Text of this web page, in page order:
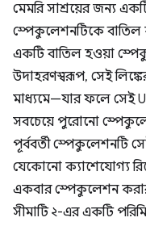
মেমরি সাশ্রয়ের জন্য
স্পেকুলেশনটিকে বাতিল
একটি বাতিল হওয়া
উদাহরণস্বরূপ, সেই
মাধ্যমে—যার ফলে সেই
সবচেয়ে পুরোনো
পূর্ববর্তী স্পেকুলেশনটি
যেকোনো ক্যাশেযোগ্য
একবার স্পেকুলেশন
সীমাটি ২-এর একটি